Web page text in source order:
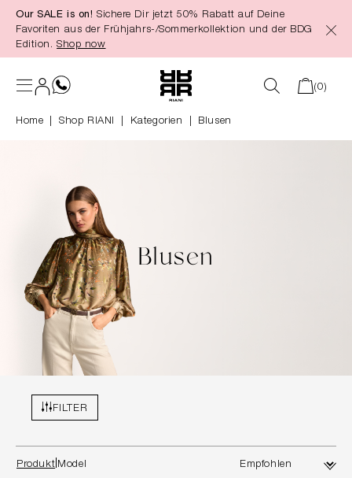
springen
Our SALE is on! Sichere Dir jetzt 50% Rabatt auf Deine
Favoriten aus der Frühjahrs-/Sommerkollektion und der BDG
Edition. Shop now
(0)
Home Shop RIANI Kategorien Blusen
Blusen
FILTER
Produkt Model